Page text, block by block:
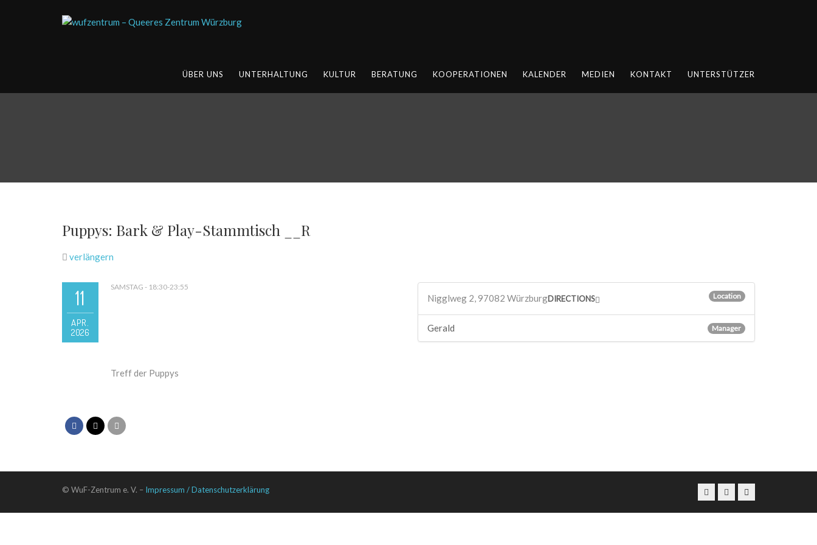
ÜBER UNS UNTERHALTUNG KULTUR BERATUNG KOOPERATIONEN KALENDER MEDIEN KONTAKT UNTERSTÜTZER
Puppys: Bark & Play-Stammtisch __R
verlängern
11
APR.
2026
SAMSTAG - 18:30-23:55
Nigglweg 2, 97082 Würzburg Location
DIRECTIONS
Gerald Manager
Treff der Puppys
© WuF-Zentrum e. V. – Impressum / Datenschutzerklärung